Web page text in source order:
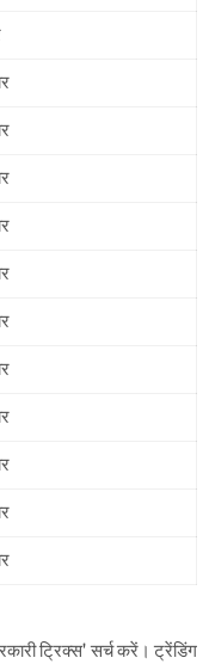
ट्रिक्स' सर्च करें। ट्रेंडिंग